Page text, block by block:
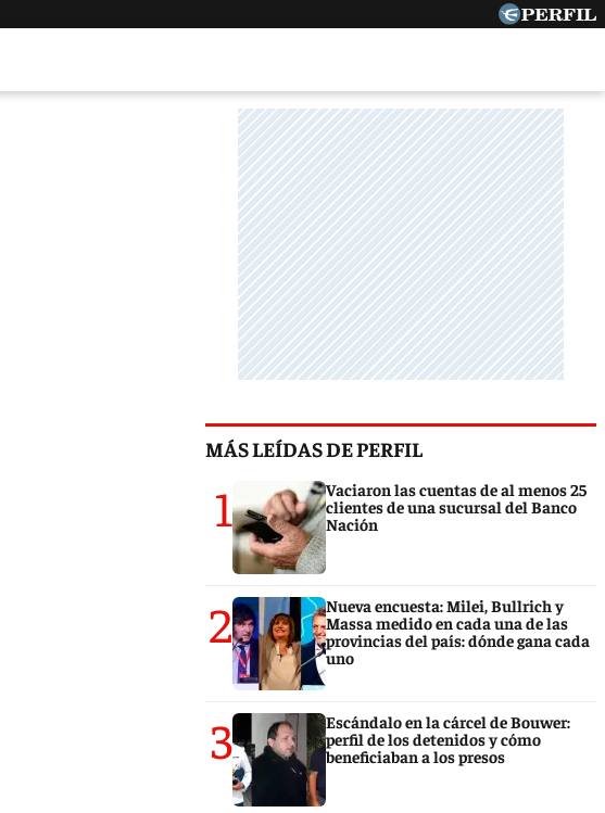
MÁS LEÍDAS DE PERFIL
1
Vaciaron las cuentas de al menos 25
clientes de una sucursal del Banco
Nación
2
Nueva encuesta: Milei, Bullrich y
Massa medido en cada una de las
provincias del país: dónde gana cada
uno
3
Escándalo en la cárcel de Bouwer:
perfil de los detenidos y cómo
beneficiaban a los presos